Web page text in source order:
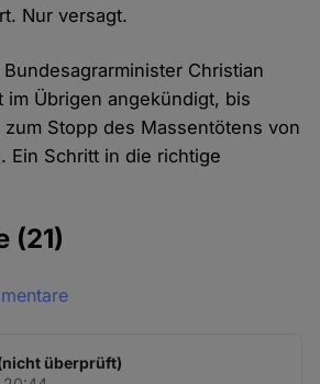
Nur versagt.
Christian
im Übrigen angekündigt, bis
Stopp des Massentötens von
Ein Schritt in die richtige
(21)
überprüft)